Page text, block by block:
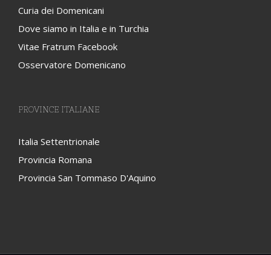
Curia dei Domenicani
Dove siamo in Italia e in Turchia
Vitae Fratrum Facebook
Osservatore Domenicano
PROVINCE ITALIANE
Italia Settentrionale
Provincia Romana
Provincia San Tommaso D'Aquino